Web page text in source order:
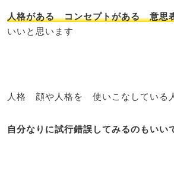
人格がある コンセプトがある 意思
いいと思います
人格 顔や人格を 使いこなしている
自分なりに試行錯誤してみるのもいい